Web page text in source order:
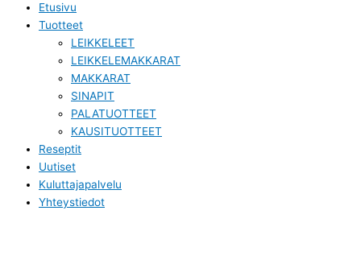
Etusivu
Tuotteet
LEIKKELEET
LEIKKELEMAKKARAT
MAKKARAT
SINAPIT
PALATUOTTEET
KAUSITUOTTEET
Reseptit
Uutiset
Kuluttajapalvelu
Yhteystiedot